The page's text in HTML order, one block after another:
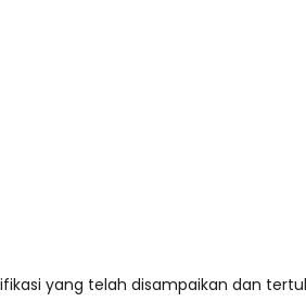
yang telah disampaikan dan